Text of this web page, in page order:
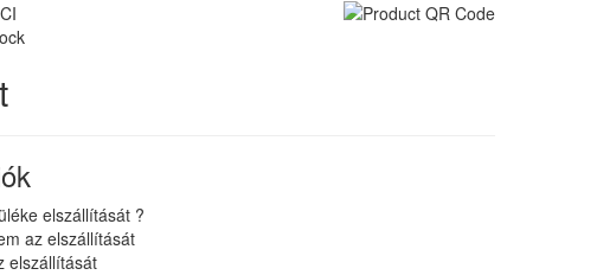
elszállítását ?
az elszállítását
elszállítását